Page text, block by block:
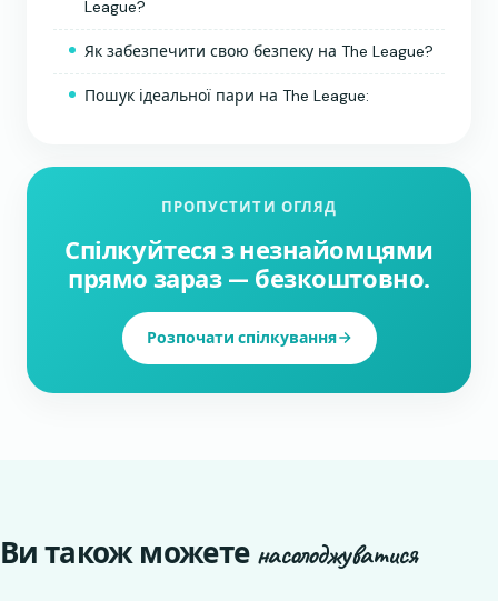
League?
Як забезпечити свою безпеку на The League?
Пошук ідеальної пари на The League:
ПРОПУСТИТИ ОГЛЯД
Спілкуйтеся з незнайомцями
прямо зараз — безкоштовно.
Розпочати спілкування
Ви також можете насолоджуватися